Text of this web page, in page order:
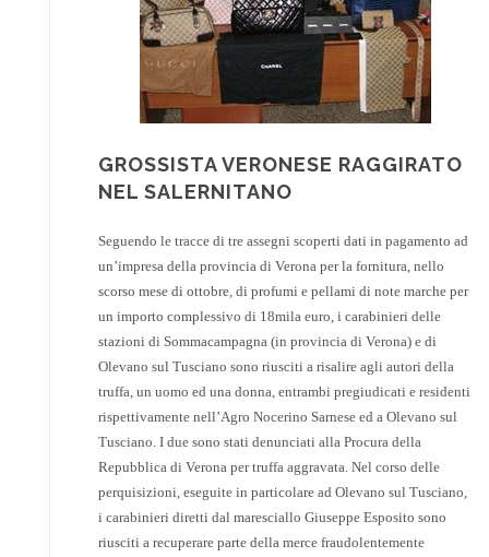
GROSSISTA VERONESE RAGGIRATO
NEL SALERNITANO
Seguendo le tracce di tre assegni scoperti dati in pagamento ad
un’impresa della provincia di Verona per la fornitura, nello
scorso mese di ottobre, di profumi e pellami di note marche per
un importo complessivo di 18mila euro, i carabinieri delle
stazioni di Sommacampagna (in provincia di Verona) e di
Olevano sul Tusciano sono riusciti a risalire agli autori della
truffa, un uomo ed una donna, entrambi pregiudicati e residenti
rispettivamente nell’Agro Nocerino Sarnese ed a Olevano sul
Tusciano. I due sono stati denunciati alla Procura della
Repubblica di Verona per truffa aggravata. Nel corso delle
perquisizioni, eseguite in particolare ad Olevano sul Tusciano,
i carabinieri diretti dal maresciallo Giuseppe Esposito sono
riusciti a recuperare parte della merce fraudolentemente